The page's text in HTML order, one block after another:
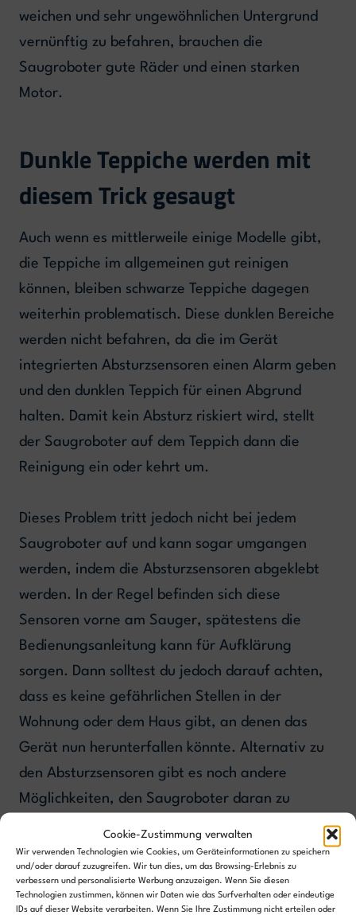
Cookie-Zustimmung verwalten
Wir verwenden Technologien wie Cookies, um Geräteinformationen zu speichern
und/oder darauf zuzugreifen. Wir tun dies, um das Browsing-Erlebnis zu
verbessern und personalisierte Werbung anzuzeigen. Wenn Sie diesen
Technologien zustimmen, können wir Daten wie das Surfverhalten oder eindeutige
IDs auf dieser Website verarbeiten. Wenn Sie Ihre Zustimmung nicht erteilen oder
weichen und sehr ungewöhnlichen Untergrund
vernünftig zu befahren, brauchen die
Saugroboter gute Räder und einen starken
Motor.
Dunkle Teppiche werden mit
diesem Trick gesaugt
Auch wenn es mittlerweile einige Modelle gibt,
die Teppiche im allgemeinen gut reinigen
können, bleiben schwarze Teppiche dagegen
weiterhin problematisch. Diese dunklen Bereiche
werden nicht befahren, da die im Gerät
integrierten Absturzsensoren einen Alarm geben
und den dunklen Teppich für einen Abgrund
halten. Damit kein Absturz riskiert wird, stellt
der Saugroboter auf dem Teppich dann die
Reinigung ein oder kehrt um.
Dieses Problem tritt jedoch nicht bei jedem
Saugroboter auf und kann sogar umgangen
werden, indem die Absturzsensoren abgeklebt
werden. In der Regel befinden sich diese
Sensoren vorne am Sauger, spätestens die
Bedienungsanleitung kann für Aufklärung
sorgen. Dann solltest du jedoch darauf achten,
dass es keine gefährlichen Stellen in der
Wohnung oder dem Haus gibt, an denen das
Gerät nun herunterfallen könnte. Alternativ zu
den Absturzsensoren gibt es noch andere
Möglichkeiten, den Saugroboter daran zu
in
diesem Artikel erfährst.